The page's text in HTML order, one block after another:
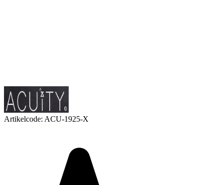
Artikelcode: ACU-1925-X